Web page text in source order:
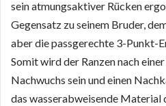
sein atmungsaktiver Rücken
Gegensatz zu seinem Bruder,
aber die passgerechte 3-Punkt-
Somit wird der Ranzen nach
Nachwuchs sein und einen
das wasserabweisende Material